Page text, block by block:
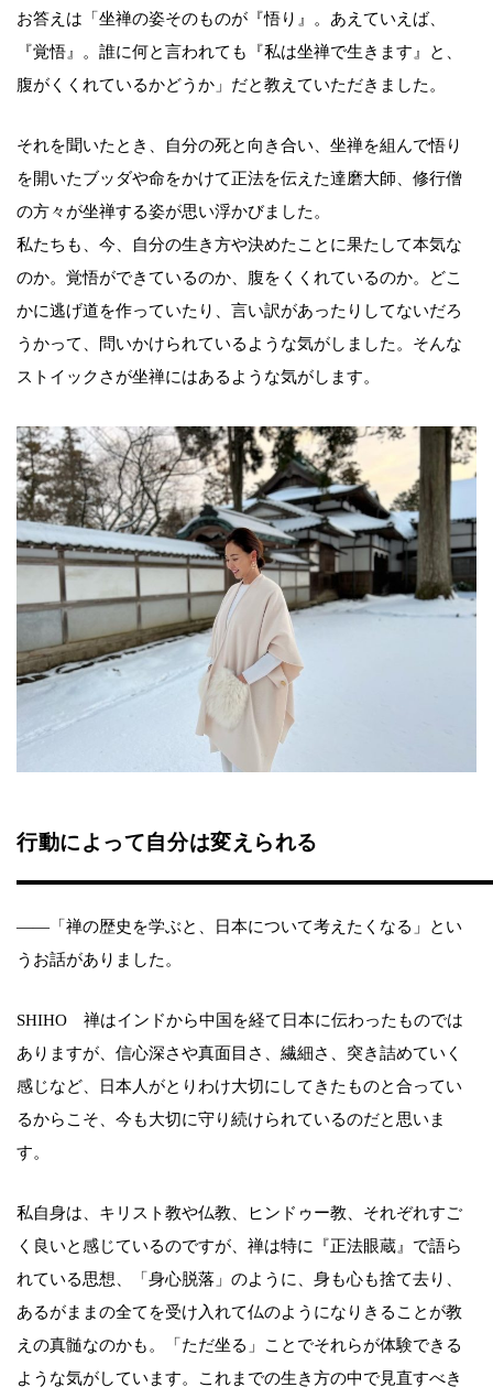
お答えは「坐禅の姿そのものが『悟り』。あえていえば、
『覚悟』。誰に何と言われても『私は坐禅で生きます』と、
腹がくくれているかどうか」だと教えていただきました。
それを聞いたとき、自分の死と向き合い、坐禅を組んで悟り
を開いたブッダや命をかけて正法を伝えた達磨大師、修行僧
の方々が坐禅する姿が思い浮かびました。
私たちも、今、自分の生き方や決めたことに果たして本気な
のか。覚悟ができているのか、腹をくくれているのか。どこ
かに逃げ道を作っていたり、言い訳があったりしてないだろ
うかって、問いかけられているような気がしました。そんな
ストイックさが坐禅にはあるような気がします。
行動によって自分は変えられる
——「禅の歴史を学ぶと、日本について考えたくなる」とい
うお話がありました。
SHIHO 禅はインドから中国を経て日本に伝わったものでは
ありますが、信心深さや真面目さ、繊細さ、突き詰めていく
感じなど、日本人がとりわけ大切にしてきたものと合ってい
るからこそ、今も大切に守り続けられているのだと思いま
す。
私自身は、キリスト教や仏教、ヒンドゥー教、それぞれすご
く良いと感じているのですが、禅は特に『正法眼蔵』で語ら
れている思想、「身心脱落」のように、身も心も捨て去り、
あるがままの全てを受け入れて仏のようになりきることが教
えの真髄なのかも。「ただ坐る」ことでそれらが体験できる
ような気がしています。これまでの生き方の中で見直すべき